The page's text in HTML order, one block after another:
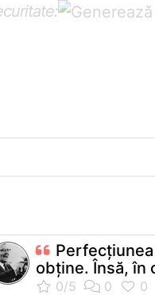
obţine. Însă, în